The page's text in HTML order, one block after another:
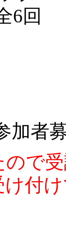
6回
加者
で
付